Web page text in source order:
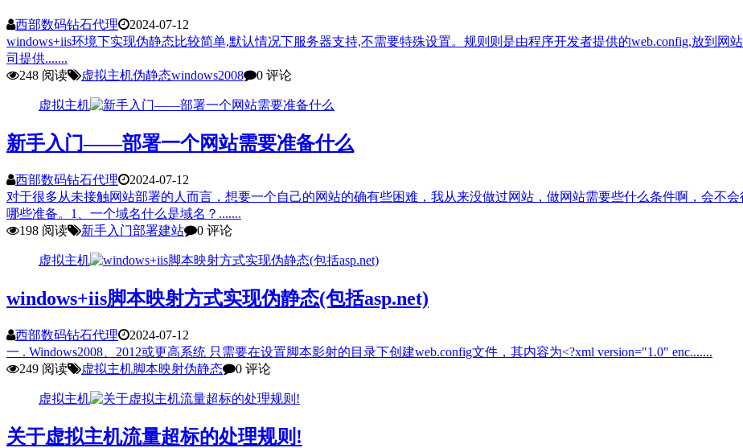
西部数码钻石代理
2024-07-12
windows+iis环境下实现伪静态比较简单,默认情况下服务器支持,不需要特殊设置。规则则是由程序开发者提供的web.config,放到
司提供.......
248 阅读
虚拟主机伪静态windows2008 0 评论
虚拟主机
新手入门——部署一个网站需要准备什么
西部数码钻石代理
2024-07-12
对于很多从未接触网站部署的人而言，想要一个自己的网站的确有些困难，我从来没做过网站，做网站需要些什么条件啊，会不
哪些准备。1、一个域名什么是域名？.......
198 阅读
新手入门部署建站 0 评论
虚拟主机
windows+iis脚本映射方式实现伪静态(包括asp.net)
西部数码钻石代理
2024-07-12
一 . Windows2008、2012或更高系统 只需要在设置脚本影射的目录下创建web.config文件，其内容为<?xml version="1.0" enc.......
249 阅读
虚拟主机脚本映射伪静态 0 评论
虚拟主机
关于虚拟主机流量超标的处理规则!